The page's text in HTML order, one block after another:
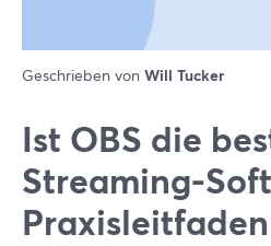
Geschrieben von Will Tucker
Ist OBS die
Streaming-